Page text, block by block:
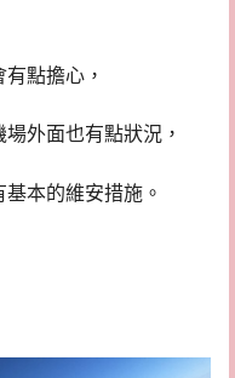
點擔心，
外面也有點狀況，
本的維安措施。